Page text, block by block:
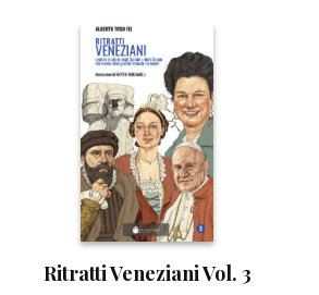
Ritratti Veneziani Vol. 3